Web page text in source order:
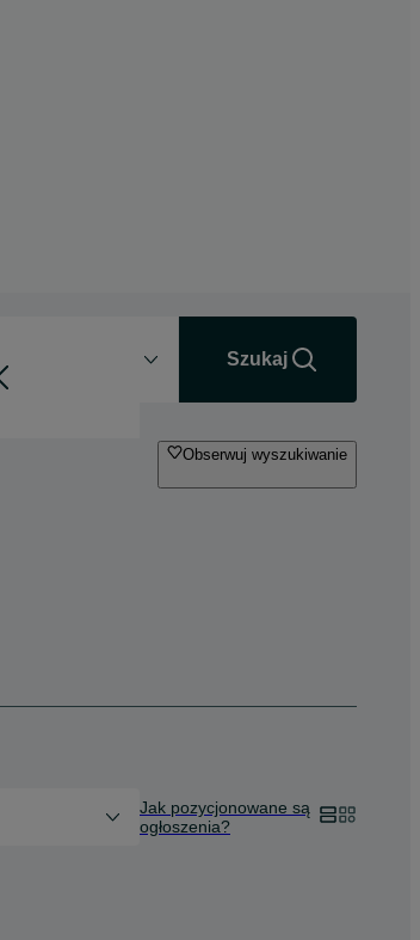
Szukaj
Obserwuj wyszukiwanie
Jak pozycjonowane są
ogłoszenia?